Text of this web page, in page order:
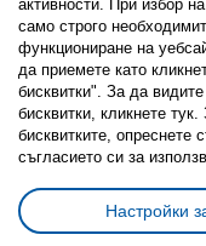
FacebookTwitter
Политика за
Избор на
Условия за ползване
Политика за
активности. При избор
само строго
функциониране на
да приемете като
бисквитки". За да
бисквитки, кликнете
бисквитките, опреснете
съгласието си за
Настройки